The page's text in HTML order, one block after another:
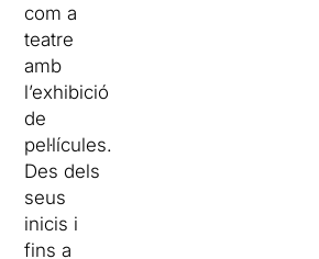
com a
teatre
amb
l’exhibició
de
pel·lícules.
Des dels
seus
inicis i
fins a